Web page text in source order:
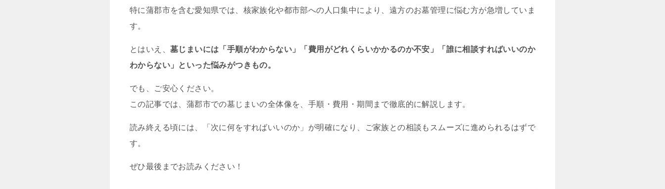
特に蒲郡市を含む愛知県では、核家族化や都市部への人口集中により、遠方のお墓管理に悩む方が急増していま
す。
とはいえ、 墓じまいには「手順がわからない」「費用がどれくらいかかるのか不安」「誰に相談すればいいのか
わからない」といった悩みがつきもの。
でも、ご安心ください。
この記事では、蒲郡市での墓じまいの全体像を、手順・費用・期間まで徹底的に解説します。
読み終える頃には、「次に何をすればいいのか」が明確になり、ご家族との相談もスムーズに進められるはずで
す。
ぜひ最後までお読みください！